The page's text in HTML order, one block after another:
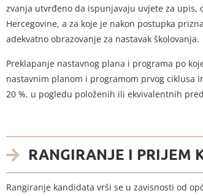
zvanja utvrđeno da ispunjavaju uvjete za
Hercegovine, a za koje je nakon postupka
adekvatno obrazovanje za nastavak školovanja.
Preklapanje nastavnog plana i programa po
nastavnim planom i programom prvog ciklusa
20 %, u pogledu položenih ili ekvivalentnih
RANGIRANJE I PRIJEM
Rangiranje kandidata vrši se u zavisnosti od